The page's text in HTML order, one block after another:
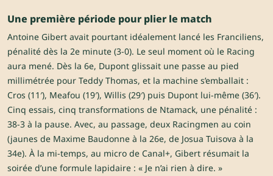
Une première période pour plier le match
Antoine Gibert avait pourtant idéalement lancé les Franciliens,
pénalité dès la 2e minute (3-0). Le seul moment où le Racing
aura mené. Dès la 6e, Dupont glissait une passe au pied
millimétrée pour Teddy Thomas, et la machine s’emballait :
Cros (11′), Meafou (19′), Willis (29′) puis Dupont lui-même (36′).
Cinq essais, cinq transformations de Ntamack, une pénalité :
38-3 à la pause. Avec, au passage, deux Racingmen au coin
(jaunes de Maxime Baudonne à la 26e, de Josua Tuisova à la
34e). À la mi-temps, au micro de Canal+, Gibert résumait la
soirée d’une formule lapidaire : « Je n’ai rien à dire. »